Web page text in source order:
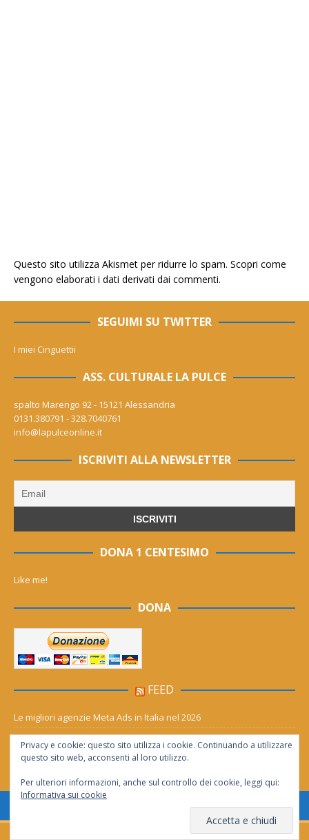
Questo sito utilizza Akismet per ridurre lo spam. Scopri come
vengono elaborati i dati derivati dai commenti.
SEGUIMI SU TWITTER
I miei Cinguettii
ASS. CULTURALE LA PULCE
spalto Marengo 92 - 15121 Alessandria
0131.380791 - 328.7040761
info@lapulceonline.it
ISCRIVITI ALLA NEWSLETTER
DONA 1 CENTESIMO
Like me!
DONA
FEED
Le migliori agenzie Meta Ads in Italia nel 2026
Aia Syensqo, il rinnovo divide: stop al cC6O4 dal 2027, ma i comitati
chiedono “zero Pfas subito”
Consentita la riproduzione solo se citata la fonte
Privacy e cookie: questo sito utilizza i cookie. Continuando a utilizzare
questo sito web, acconsenti al loro utilizzo.
Per ulteriori informazioni, anche sul controllo dei cookie, leggi qui:
Informativa sui cookie